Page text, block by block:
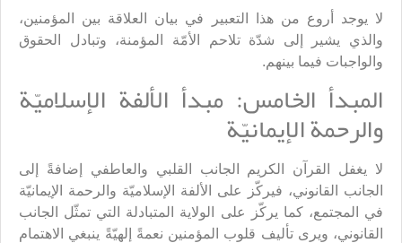
لا يوجد أروع من هذا التعبير في بيان العلاقة بين المؤمنين،
والذي يشير إلى شدّة تلاحم الأمّة المؤمنة، وتبادل الحقوق
والواجبات فيما بينهم.
المبدأ الخامس: مبدأ الألفة الإسلاميّة
والرحمة الإيمانيّة
لا يغفل القرآن الكريم الجانب القلبي والعاطفي إضافةً إلى
الجانب القانوني، فيركّز على الألفة الإسلاميّة والرحمة الإيمانيّة
في المجتمع، كما يركّز على الولاية المتبادلة التي تمثّل الجانب
القانوني، ويرى تأليف قلوب المؤمنين نعمةً إلهيّةً ينبغي الاهتمام